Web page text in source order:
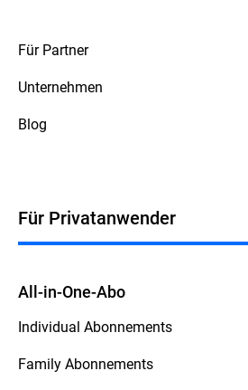
Für Partner
Unternehmen
Blog
Für Privatanwender
All-in-One-Abo
Individual Abonnements
Family Abonnements